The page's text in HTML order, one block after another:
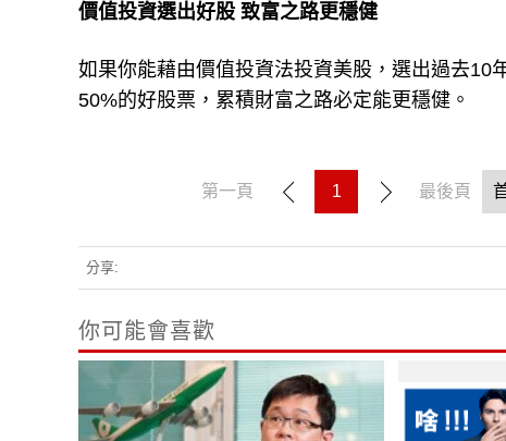
價值投資選出好股 致富之路更穩健
如果你能藉由價值投資法投資美股，選出過去10
50%的好股票，累積財富之路必定能更穩健。
第一頁 1 最後頁
分享:
你可能會喜歡